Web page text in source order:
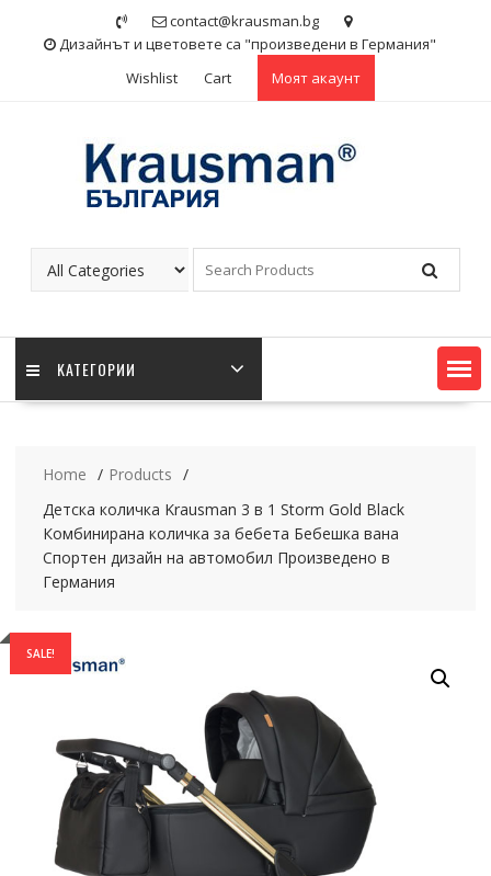
contact@krausman.bg
Дизайнът и цветовете са "произведени в Германия"
Wishlist
Cart Моят акаунт
KАТЕГОРИИ
Home
Products
Детска количка Krausman 3 в 1 Storm Gold Black
Комбинирана количка за бебета Бебешка вана
Спортен дизайн на автомобил Произведено в
Германия
SALE!